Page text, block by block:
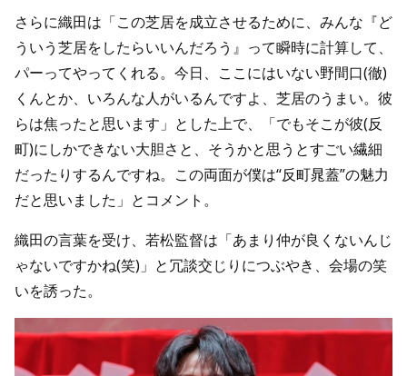
さらに織田は「この芝居を成立させるために、みんな『ど
ういう芝居をしたらいいんだろう』って瞬時に計算して、
パーってやってくれる。今日、ここにはいない野間口(徹)
くんとか、いろんな人がいるんですよ、芝居のうまい。彼
らは焦ったと思います」とした上で、「でもそこが彼(反
町)にしかできない大胆さと、そうかと思うとすごい繊細
だったりするんですね。この両面が僕は“反町晁蓋”の魅力
だと思いました」とコメント。
織田の言葉を受け、若松監督は「あまり仲が良くないんじ
ゃないですかね(笑)」と冗談交じりにつぶやき、会場の笑
いを誘った。